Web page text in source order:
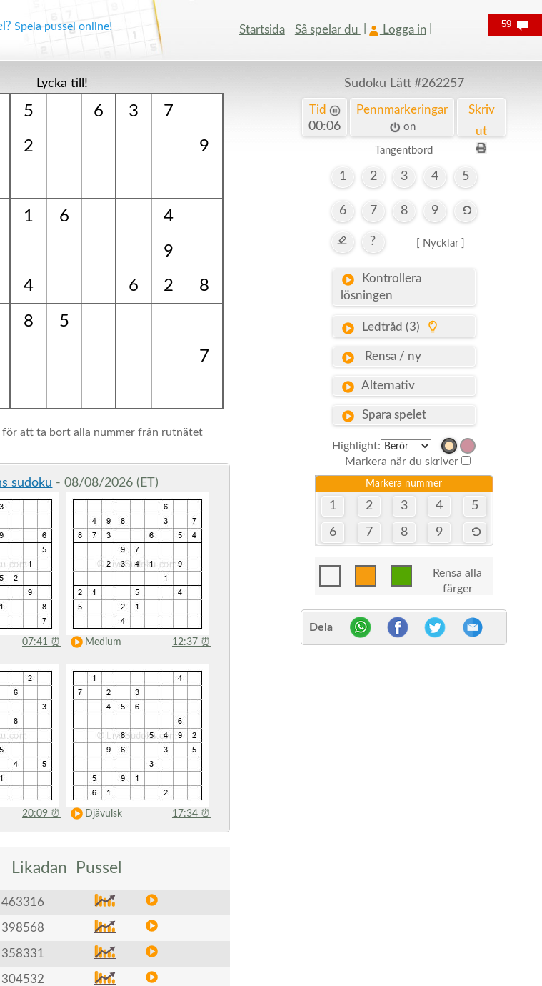
Spela pussel online! Startsida Så spelar du Logga in
Lycka till!
5 6 3 7
2
9
1 6 4
9
4 6 2 8
8 5
7
för att ta bort alla nummer från rutnätet
sudoku - 08/08/2026 (ET)
07:41 ⏰ Medium 12:37 ⏰
20:09 ⏰ Djävulsk 17:34 ⏰
Likadan Pussel
463316
398568
358331
304532
Sudoku Lätt #262257
Tid
00:07
Pennmarkeringar
on
Skriv
ut
Tangentbord
1 2 3 4 5
6 7 8 9
? [ Nycklar ]
Kontrollera
lösningen
Ledtråd (3)
Rensa / ny
Alternativ
Spara spelet
Highlight:
Markera när du skriver
Markera nummer
1 2 3 4 5
6 7 8 9
Rensa alla
färger
Dela
59